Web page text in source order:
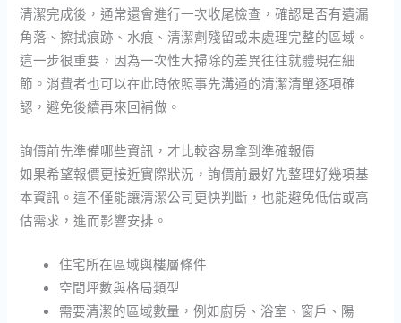
清潔完成後，通常還會進行一次收尾檢查，確認是否有遺漏
角落、擦拭痕跡、水痕、清潔劑殘留或未處理完整的區域。
這一步很重要，因為一次性大掃除的差異往往就體現在細
節。消費者也可以在此時依照事先溝通的清潔清單逐項確
認，避免後續再來回補做。
詢價前先準備哪些資訊，才比較容易拿到準確報價
如果希望報價更接近實際狀況，詢價前最好先整理好幾項基
本資訊。這不僅能讓清潔公司更快判斷，也能避免低估或高
估需求，進而影響安排。
住宅所在區域與樓層條件
空間坪數與格局類型
需要清潔的區域數量，例如廚房、浴室、窗戶、陽